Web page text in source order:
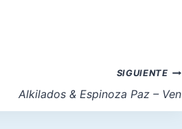
SIGUIENTE
Alkilados & Espinoza Paz – Ven